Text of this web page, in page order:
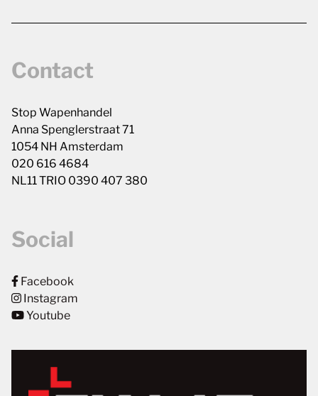
Contact
Stop Wapenhandel
Anna Spenglerstraat 71
1054 NH Amsterdam
020 616 4684
NL11 TRIO 0390 407 380
Social
Facebook
Instagram
Youtube